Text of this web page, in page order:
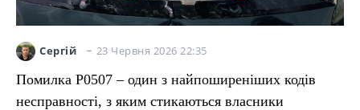
Сергій 23 Червня 2026 22:35
Помилка P0507 – один з найпоширеніших кодів
несправності, з яким стикаються власники